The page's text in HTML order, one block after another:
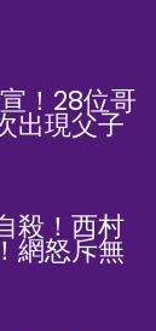
！28位哥
出現父子
殺！西村
網怒斥無